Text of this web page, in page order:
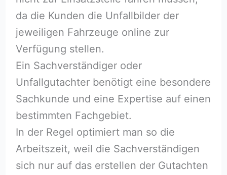
da die Kunden die Unfallbilder der
jeweiligen Fahrzeuge online zur
Verfügung stellen.
Ein Sachverständiger oder
Unfallgutachter benötigt eine besondere
Sachkunde und eine Expertise auf einen
bestimmten Fachgebiet.
In der Regel optimiert man so die
Arbeitszeit, weil die Sachverständigen
sich nur auf das erstellen der Gutachten